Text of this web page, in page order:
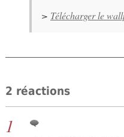
> Télécharger le
2 réactions
1